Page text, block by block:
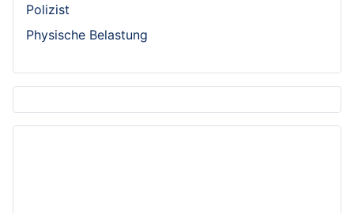
Polizist
Physische Belastung